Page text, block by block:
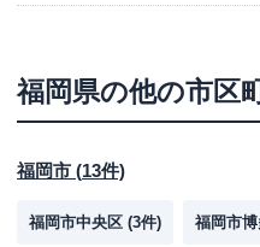
福岡県の他の市区
福岡市 (13件)
福岡市中央区 (3件) 福岡市